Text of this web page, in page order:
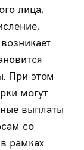
лица,
При этом
могут
выплаты
со
рамках